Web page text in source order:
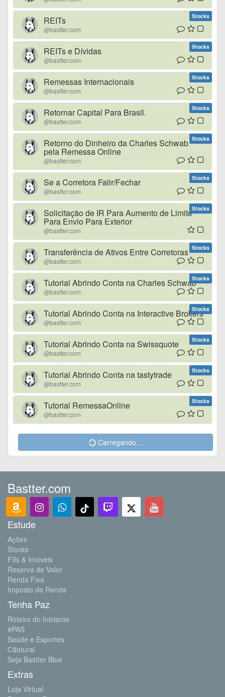
Stocks
REITs
@bastter.com
Stocks
REITs e Dívidas
@bastter.com
Stocks
Remessas Internacionais
@bastter.com
Stocks
Retornar Capital Para Brasil.
@bastter.com
Stocks
Retorno do Dinheiro da Charles Schwab
pela Remessa Online
@bastter.com
Stocks
Se a Corretora Falir/Fechar
@bastter.com
Stocks
Solicitação de IR Para Aumento de Limite
Para Envio Para Exterior
@bastter.com
Stocks
Transferência de Ativos Entre Corretoras
@bastter.com
Stocks
Tutorial Abrindo Conta na Charles Schwab
@bastter.com
Stocks
Tutorial Abrindo Conta na Interactive Brokers
@bastter.com
Stocks
Tutorial Abrindo Conta na Swissquote
@bastter.com
Stocks
Tutorial Abrindo Conta na tastytrade
@bastter.com
Stocks
Tutorial RemessaOnline
@bastter.com
Carregando...
Bastter.com
Estude
Ações
Stocks
FIIs & Imóveis
Reserva de Valor
Renda Fixa
Imposto de Renda
Tenha Paz
Roteiro do Iniciante
#PAS
Saúde e Esportes
Cãotural
Seja Bastter Blue
Extras
Loja Virtual